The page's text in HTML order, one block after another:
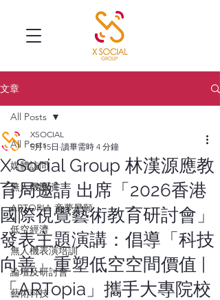
文章
All Posts
媒體訪問
無人機匯演
ARTOPIA 童夢星願
低空經濟
無人機表演培訓
論壇及研討會
藝術科技
All Posts
X Social Group 林漢源應教
育局邀請 出席「2026香港
國際視覺藝術教育研討會」
發表主題演講：倡導「科技
向善」重塑低空空間價值 |
「ARTopia」攜手大專院校
XSOCIAL
5月15日 讀畢需時 4 分鐘